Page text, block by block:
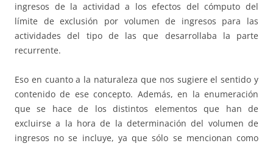
ingresos de la actividad a los efectos del cómputo del
límite de exclusión por volumen de ingresos para las
actividades del tipo de las que desarrollaba la parte
recurrente.
Eso en cuanto a la naturaleza que nos sugiere el sentido y
contenido de ese concepto. Además, en la enumeración
que se hace de los distintos elementos que han de
excluirse a la hora de la determinación del volumen de
ingresos no se incluye, ya que sólo se mencionan como